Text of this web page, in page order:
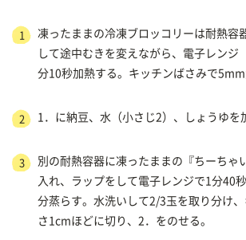
1
凍ったままの冷凍ブロッコリーは耐熱容
して途中むきを変えながら、電子レンジ
分10秒加熱する。キッチンばさみで5mm
2 1．に納豆、水（小さじ2）、しょうゆを
3
別の耐熱容器に凍ったままの『ちーちゃ
入れ、ラップをして電子レンジで1分40
分蒸らす。水洗いして2/3玉を取り分け
さ1cmほどに切り、2．をのせる。